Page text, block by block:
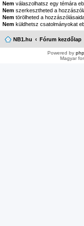
Nem válaszolhatsz egy témára
Nem szerkesztheted a
Nem törölheted a
Nem küldhetsz csatolmányokat
NB1.hu Fórum kezdőlap
Powered by
Magyar